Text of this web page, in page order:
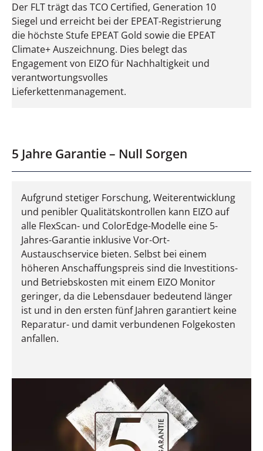
Der FLT trägt das TCO Certified, Generation 10
Siegel und erreicht bei der EPEAT-Registrierung
die höchste Stufe EPEAT Gold sowie die EPEAT
Climate+ Auszeichnung. Dies belegt das
Engagement von EIZO für Nachhaltigkeit und
verantwortungsvolles
Lieferkettenmanagement.
5 Jahre Garantie – Null Sorgen
Aufgrund stetiger Forschung, Weiterentwicklung
und penibler Qualitätskontrollen kann EIZO auf
alle FlexScan- und ColorEdge-Modelle eine 5-
Jahres-Garantie inklusive Vor-Ort-
Austauschservice bieten. Selbst bei einem
höheren Anschaffungspreis sind die Investitions-
und Betriebskosten mit einem EIZO Monitor
geringer, da die Lebensdauer bedeutend länger
ist und in den ersten fünf Jahren garantiert keine
Reparatur- und damit verbundenen Folgekosten
anfallen.